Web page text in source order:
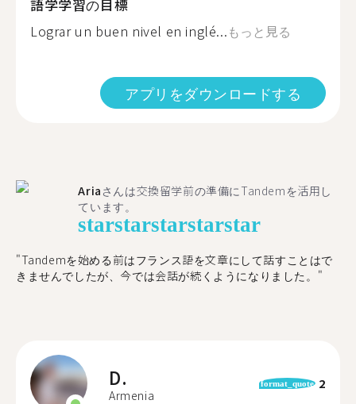
語学学習の目標
Lograr un buen nivel en inglé...もっと見る
アプリをダウンロードする
Aria さんは交換留学前の準備にTandemを活用し
ています。
starstarstarstarstar
"​​Tandemを始める前はフランス語を文章にして話すことはで
きませんでしたが、今では会話が続くようになりました。"
D.
Armenia
format_quote 2